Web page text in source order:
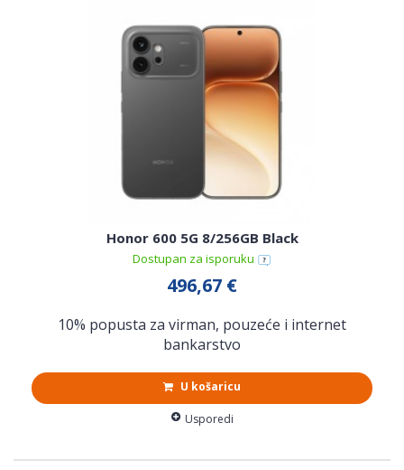
Honor 600 5G 8/256GB Black
Dostupan za isporuku
496,67 €
10% popusta za virman, pouzeće i internet
bankarstvo
U košaricu
Usporedi